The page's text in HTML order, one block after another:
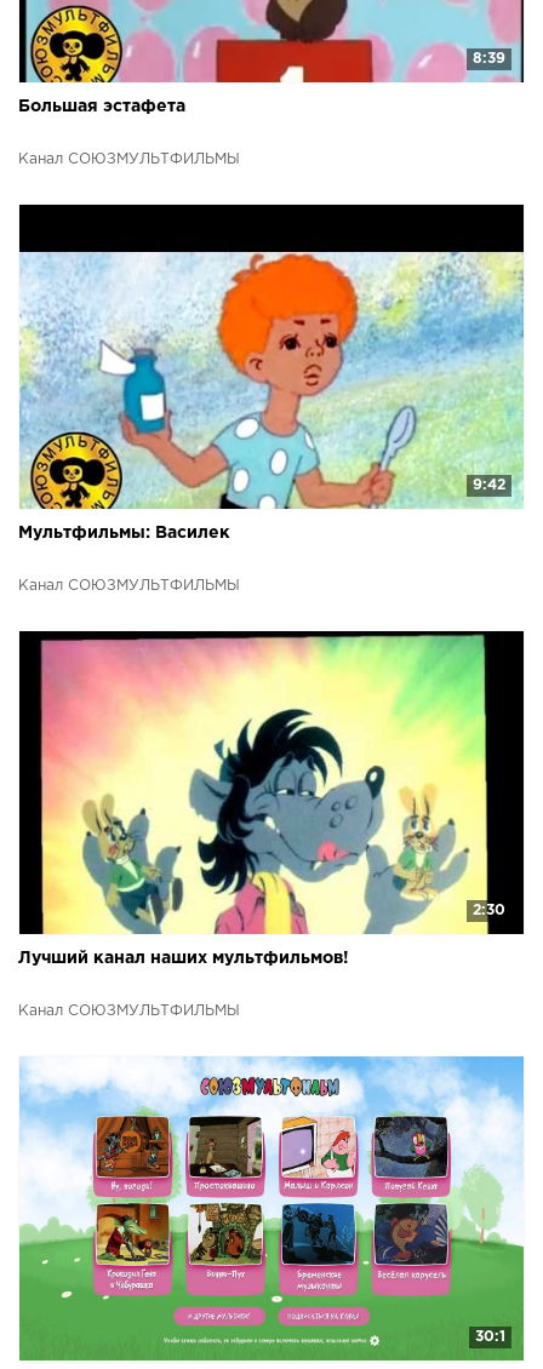
8:39
Большая эстафета
Канал СОЮЗМУЛЬТФИЛЬМЫ
9:42
Мультфильмы: Василек
Канал СОЮЗМУЛЬТФИЛЬМЫ
2:30
Лучший канал наших мультфильмов!
Канал СОЮЗМУЛЬТФИЛЬМЫ
30:1